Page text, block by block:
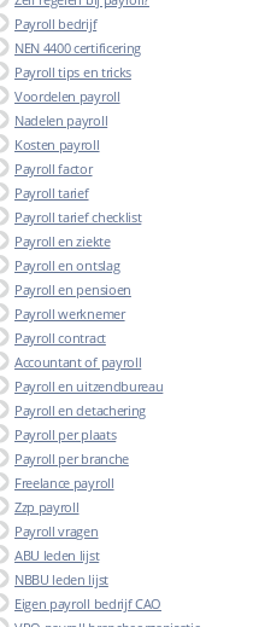
Payroll bedrijf
NEN 4400 certificering
Payroll tips en tricks
Voordelen payroll
Nadelen payroll
Kosten payroll
Payroll factor
Payroll tarief
Payroll tarief checklist
Payroll en ziekte
Payroll en ontslag
Payroll en pensioen
Payroll werknemer
Payroll contract
Accountant of payroll
Payroll en uitzendbureau
Payroll en detachering
Payroll per plaats
Payroll per branche
Freelance payroll
Zzp payroll
Payroll vragen
ABU leden lijst
NBBU leden lijst
Eigen payroll bedrijf CAO